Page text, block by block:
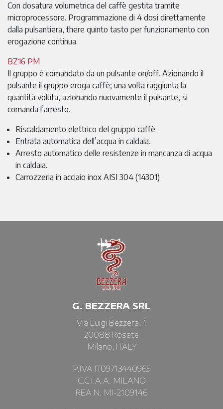
Con dosatura volumetrica del caffè gestita tramite
microprocessore. Programmazione di 4 dosi direttamente
dalla pulsantiera, there quinto tasto per funzionamento con
erogazione continua.
BZ16 PM
Il gruppo è comandato da un pulsante on/off. Azionando il
pulsante il gruppo eroga caffè; una volta raggiunta la
quantità voluta, azionando nuovamente il pulsante, si
comanda l’arresto.
Riscaldamento elettrico del gruppo caffè.
Entrata automatica dell’acqua in caldaia.
Arresto automatico delle resistenze in mancanza di acqua
in caldaia.
Carrozzeria in acciaio inox AISI 304 (14301).
G. BEZZERA SRL
Via Luigi Bezzera, 1
20088 Rosate
Milano, ITALY
P.IVA IT09713440965
C.C.I.A.A. MILANO
REA N. MI-2109146